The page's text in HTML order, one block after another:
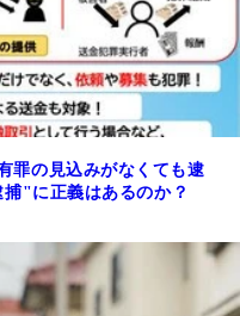
罪の見込みがなくても逮
"に正義はあるのか？